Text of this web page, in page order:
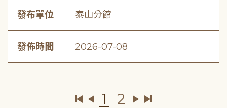
發布單位 泰山分館
發佈時間 2026-07-08
1 2